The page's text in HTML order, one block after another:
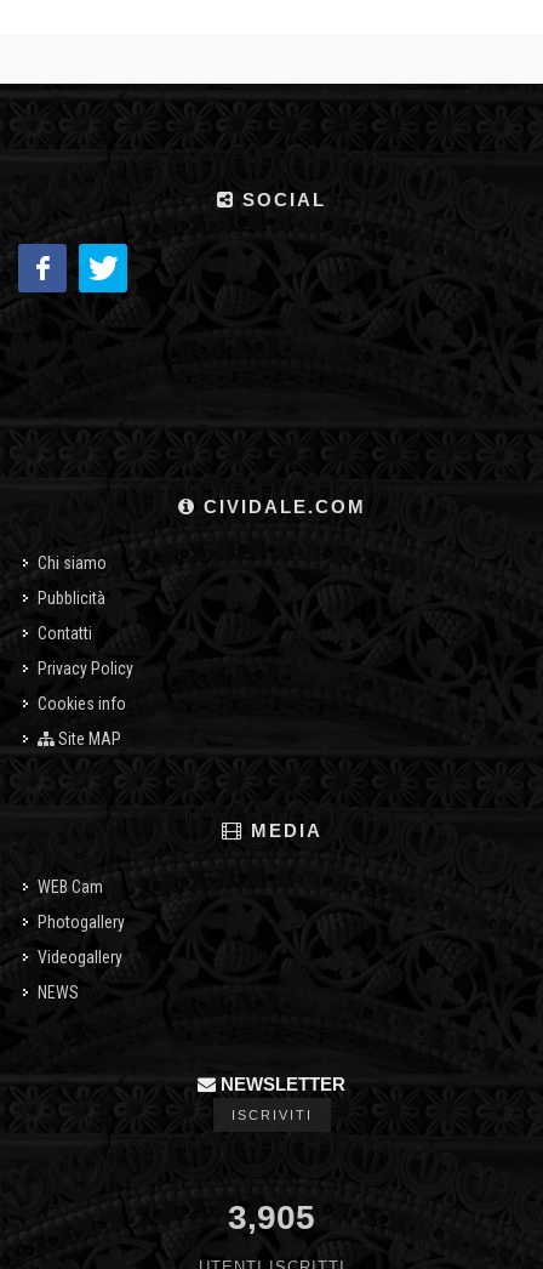
SOCIAL
CIVIDALE.COM
Chi siamo
Pubblicità
Contatti
Privacy Policy
Cookies info
Site MAP
MEDIA
WEB Cam
Photogallery
Videogallery
NEWS
NEWSLETTER
ISCRIVITI
3,905